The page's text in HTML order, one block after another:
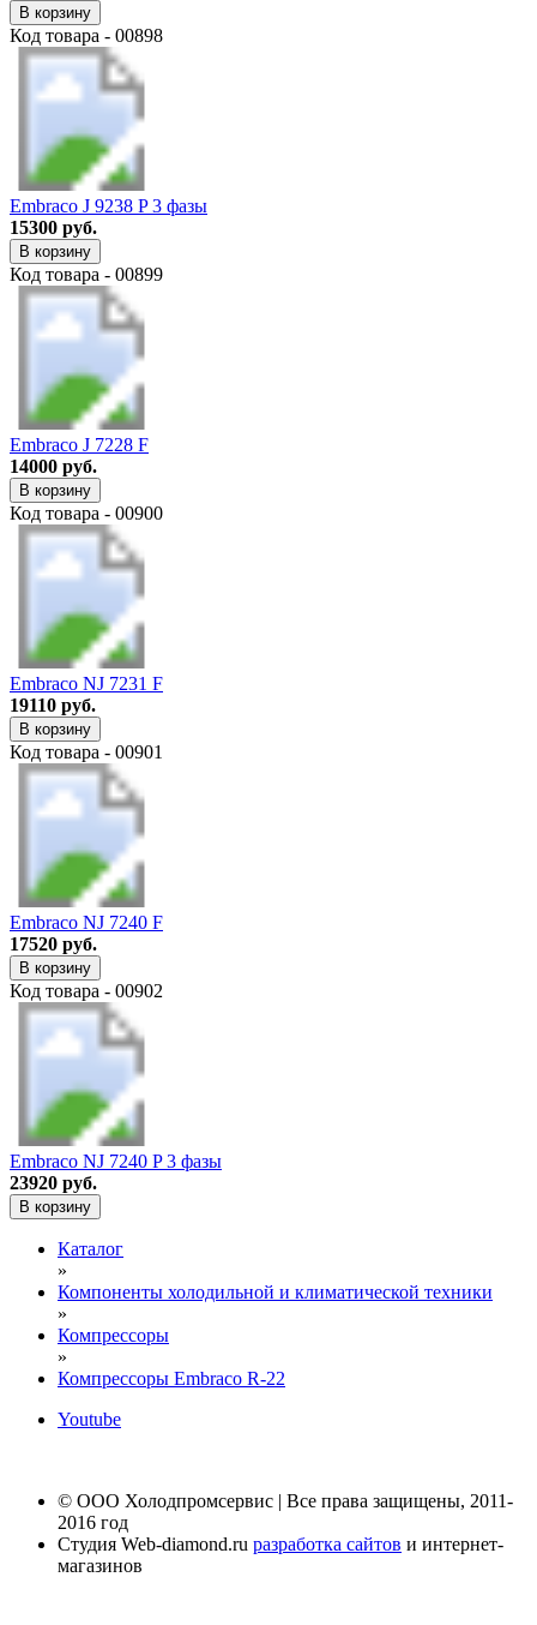
В корзину
Код товара - 00898
Embraco J 9238 P 3 фазы
15300 руб.
В корзину
Код товара - 00899
Embraco J 7228 F
14000 руб.
В корзину
Код товара - 00900
Embraco NJ 7231 F
19110 руб.
В корзину
Код товара - 00901
Embraco NJ 7240 F
17520 руб.
В корзину
Код товара - 00902
Embraco NJ 7240 P 3 фазы
23920 руб.
В корзину
Каталог
»
Компоненты холодильной и климатической техники
»
Компрессоры
»
Компрессоры Embraco R-22
Youtube
© ООО Холодпромсервис | Все права защищены, 2011-
2016 год
Студия Web-diamond.ru разработка сайтов и интернет-
магазинов